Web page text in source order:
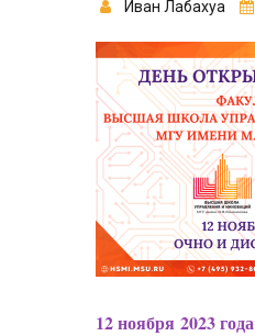
Иван Лабахуа
12 ноября 2023 года